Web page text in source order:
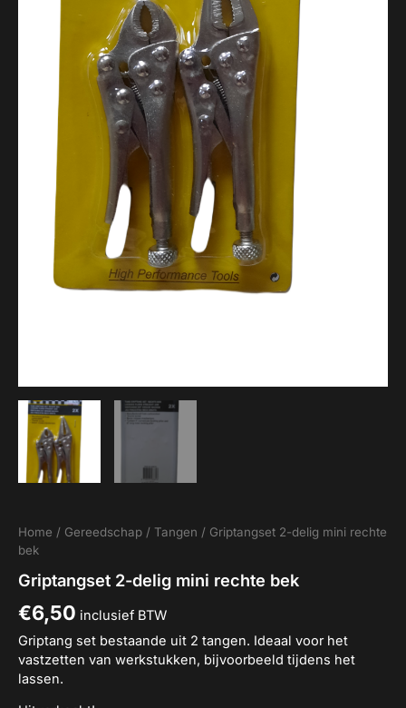
Home / Gereedschap / Tangen / Griptangset 2-delig mini rechte
bek
Griptangset 2-delig mini rechte bek
€6,50 inclusief BTW
Griptang set bestaande uit 2 tangen. Ideaal voor het
vastzetten van werkstukken, bijvoorbeeld tijdens het
lassen.